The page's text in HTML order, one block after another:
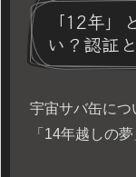
「12年
い？認証
宇宙サバ缶につ
「14年越しの